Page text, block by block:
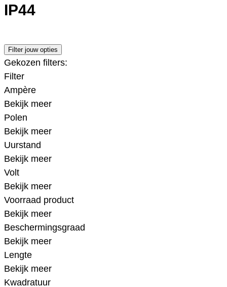
IP44
Filter jouw opties
Gekozen filters:
Filter
Ampère
Bekijk meer
Polen
Bekijk meer
Uurstand
Bekijk meer
Volt
Bekijk meer
Voorraad product
Bekijk meer
Beschermingsgraad
Bekijk meer
Lengte
Bekijk meer
Kwadratuur